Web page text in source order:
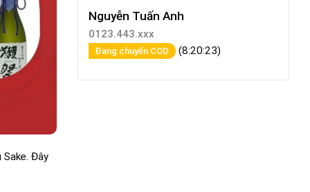
. Đây
Nguyễn Tuấn Anh
0123.443.xxx
Đang chuyển COD (8:20:23)